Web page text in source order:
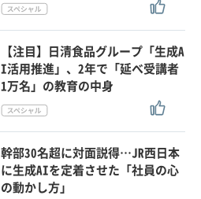
【注目】日清食品グループ「生成A
I活用推進」、2年で「延べ受講者
1万名」の教育の中身
幹部30名超に対面説得…JR西日本
に生成AIを定着させた「社員の心
の動かし方」